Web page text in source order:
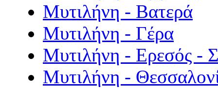
Μυτιλήνη - Βατερά
Μυτιλήνη - Γέρα
Μυτιλήνη - Ερεσός -
Μυτιλήνη -